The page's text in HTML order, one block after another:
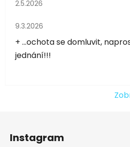
2.5.2026
Hodnocení obchodu je 5 z 5
9.3.2026
+ ...ochota se domluvit,
jednání!!!
Instagram